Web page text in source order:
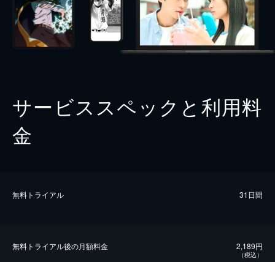
サービススペックと利用料
金
無料トライアル 31日間
無料トライアル後の⽉額料金 2,189円
（税込）